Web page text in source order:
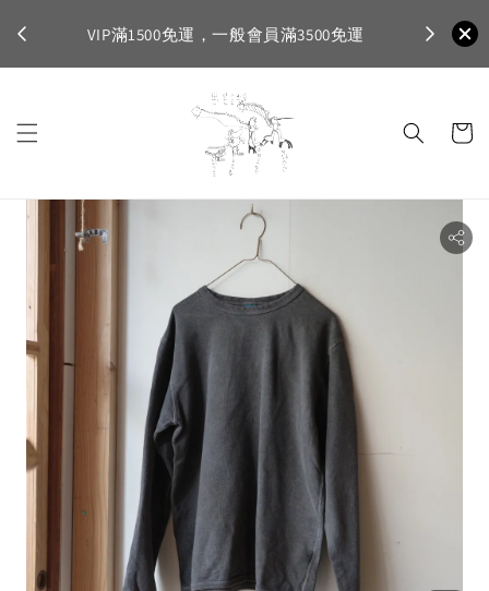
VIP滿1500免運，一般會員滿3500免運
首購登入